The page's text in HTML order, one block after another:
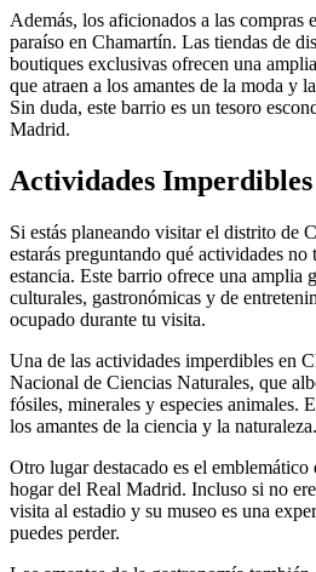
Además, los aficionados a las compras
paraíso en Chamartín. Las tiendas de
boutiques exclusivas ofrecen una
que atraen a los amantes de la moda y
Sin duda, este barrio es un tesoro
Madrid.
Actividades
Si estás planeando visitar el distrito de
estarás preguntando qué actividades no
estancia. Este barrio ofrece una amplia
culturales, gastronómicas y de
ocupado durante tu visita.
Una de las actividades imperdibles en
Nacional de Ciencias Naturales, que
fósiles, minerales y especies animales.
los amantes de la ciencia y la naturaleza.
Otro lugar destacado es el
hogar del Real Madrid. Incluso si no
visita al estadio y su museo es una
puedes perder.